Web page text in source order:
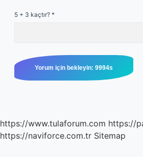
5 + 3 kaçtır? *
https://www.tulaforum.com https://
https://naviforce.com.tr Sitemap